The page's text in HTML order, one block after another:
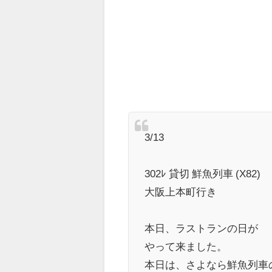
3/13
302ﾚ 貸切 鮮魚列車 (X82)
大阪上本町行き
本日、ラストランの日が
やって来ました。
本日は、さよなら鮮魚列車